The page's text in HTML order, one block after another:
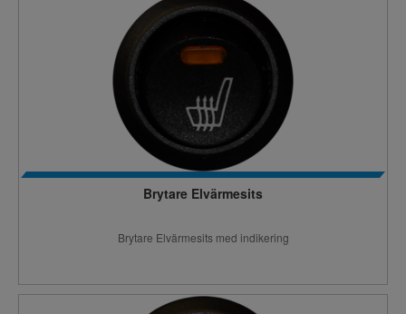
Brytare Elvärmesits
Brytare Elvärmesits med indikering